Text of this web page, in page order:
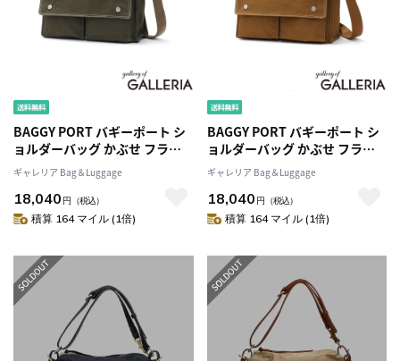
BAGGY PORT バギーポート シ
ョルダーバッグ かぶせ フラッ
プ A4 フラップショルダー
SHELTER DUCK 横型ショルダ
ーバッグ(L) INS-603
ギャレリア Bag＆Luggage
18,040 円 （税込）
積算 164 マイル (1倍)
BAGGY PORT バギーポート シ
ョルダーバッグ かぶせ フラッ
プ A4 フラップショルダー
SHELTER DUCK 横型ショルダ
ーバッグ(L) INS-603
ギャレリア Bag＆Luggage
18,040 円 （税込）
積算 164 マイル (1倍)